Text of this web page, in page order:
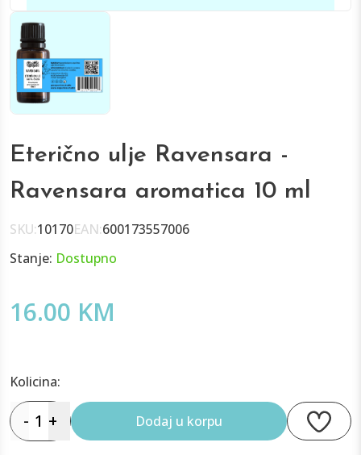
Eterično ulje Ravensara -
Ravensara aromatica 10 ml
SKU:10170EAN:600173557006
Stanje: Dostupno
16.00 KM
Kolicina:
- 1 + Dodaj u korpu